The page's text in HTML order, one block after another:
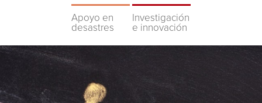
Apoyo en
desastres
Investigación
e innovación